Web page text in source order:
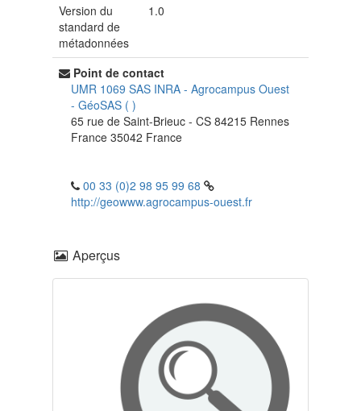
Version du
standard de
métadonnées
1.0
Point de contact
UMR 1069 SAS INRA - Agrocampus Ouest
- GéoSAS ( )
65 rue de Saint-Brieuc - CS 84215 Rennes
France 35042 France
00 33 (0)2 98 95 99 68
http://geowww.agrocampus-ouest.fr
Aperçus